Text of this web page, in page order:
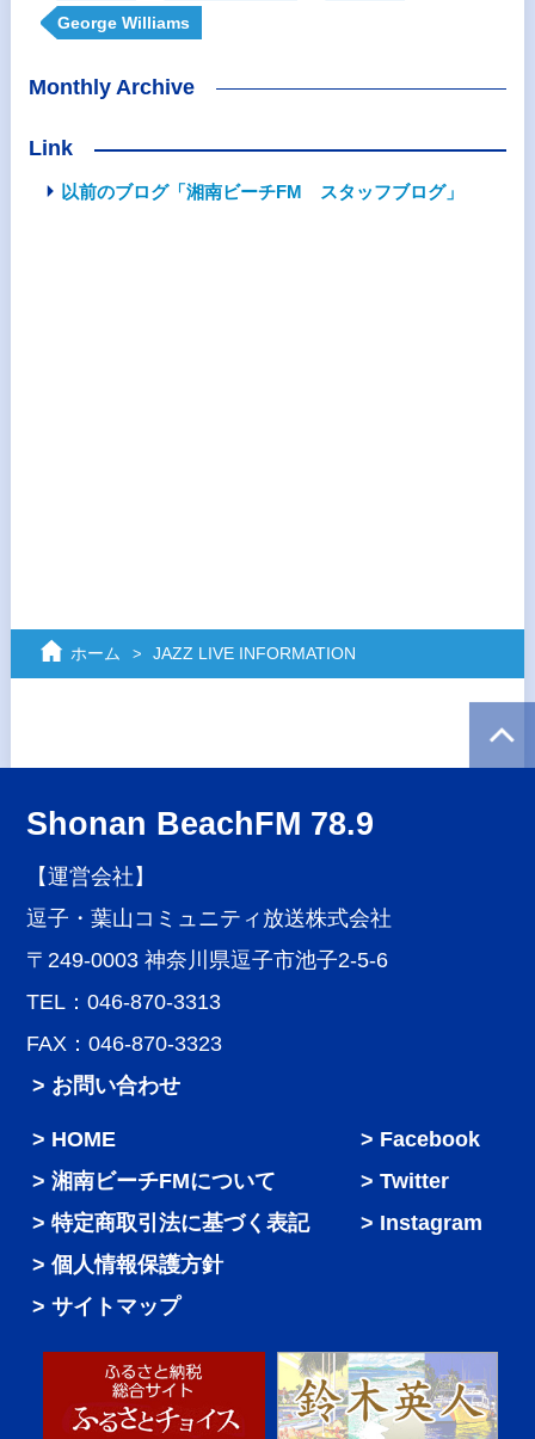
George Williams
Monthly Archive
Link
以前のブログ「湘南ビーチFM スタッフブログ」
ホーム JAZZ LIVE INFORMATION
Shonan BeachFM 78.9
【運営会社】
逗子・葉山コミュニティ放送株式会社
〒249-0003 神奈川県逗子市池子2-5-6
TEL：046-870-3313
FAX：046-870-3323
> お問い合わせ
HOME
湘南ビーチFMについて
特定商取引法に基づく表記
個人情報保護方針
サイトマップ
Facebook
Twitter
Instagram